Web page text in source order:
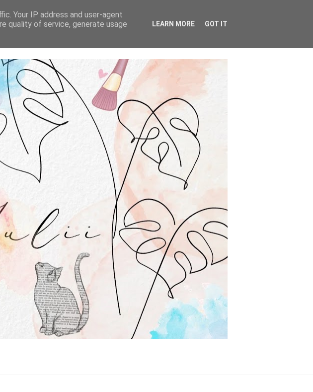
WSPÓŁPRACA
Your IP address and user-agent
quality of service, generate usage
LEARN MORE GOT IT